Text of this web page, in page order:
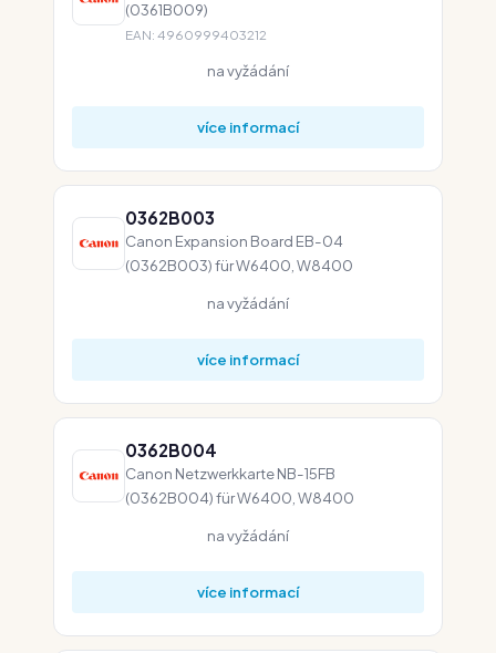
(0361B009)
EAN: 4960999403212
na vyžádání
více informací
0362B003
Canon Expansion Board EB-04
(0362B003) für W6400, W8400
na vyžádání
více informací
0362B004
Canon Netzwerkkarte NB-15FB
(0362B004) für W6400, W8400
na vyžádání
více informací